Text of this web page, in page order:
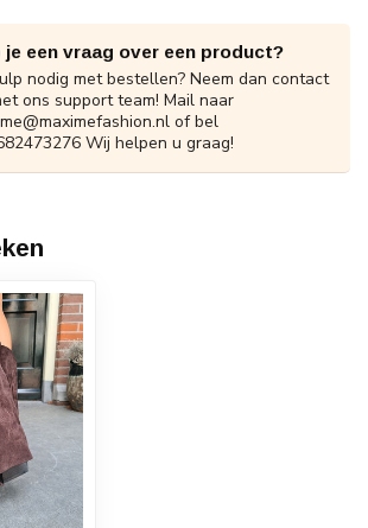
je een vraag over een product?
nodig met bestellen? Neem dan contact
ons support team! Mail naar
of bel
Wij helpen u graag!